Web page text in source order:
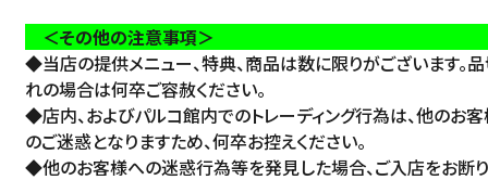
＜その他の注意事項＞
◆当店の提供メニュー、特典、商品は数に限りがございます。
れの場合は何卒ご容赦ください。
◆店内、およびパルコ館内でのトレーディング行為は、他のお
のご迷惑となりますため、何卒お控えください。
◆他のお客様への迷惑行為等を発見した場合、ご入店をお断